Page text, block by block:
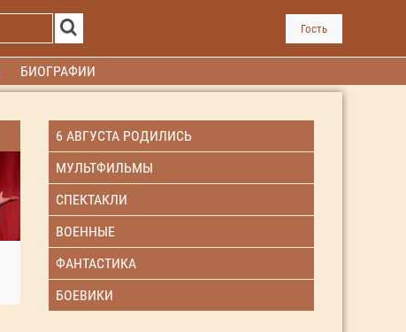
Гость
БИОГРАФИИ
6 АВГУСТА РОДИЛИСЬ
МУЛЬТФИЛЬМЫ
СПЕКТАКЛИ
ВОЕННЫЕ
ФАНТАСТИКА
БОЕВИКИ